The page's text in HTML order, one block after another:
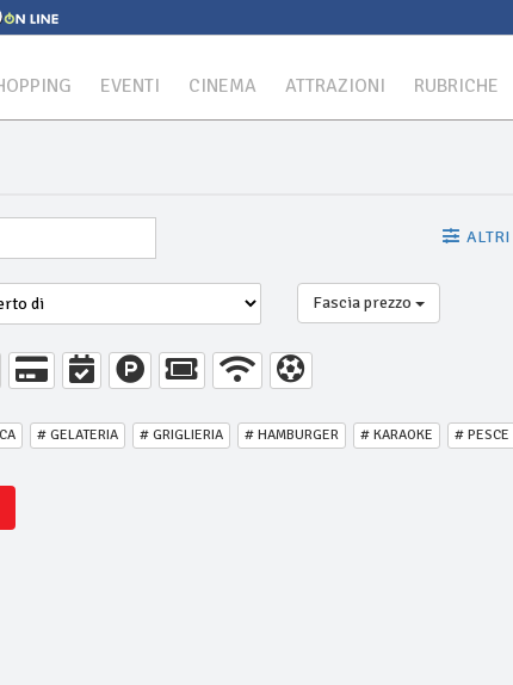
EVENTI CINEMA ATTRAZIONI RUBRICHE
ALTRI
Fascia prezzo
# GELATERIA # GRIGLIERIA # HAMBURGER # KARAOKE # PESCE